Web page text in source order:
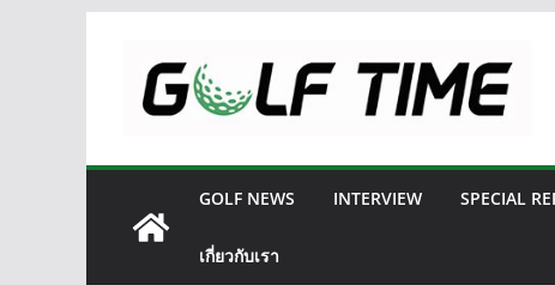
content
GOLF NEWS INTERVIEW SPECIAL
เกี่ยวกับเรา